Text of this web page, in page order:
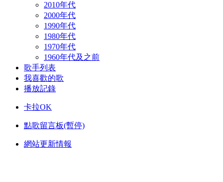
2010年代
2000年代
1990年代
1980年代
1970年代
1960年代及之前
歌手列表
我喜歡的歌
播放記錄
卡拉OK
點歌留言板(暫停)
網站更新情報